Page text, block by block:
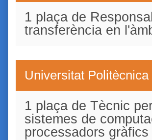
1 plaça de
transferència en
Universitat
1 plaça de Tècnic
sistemes de
processadors